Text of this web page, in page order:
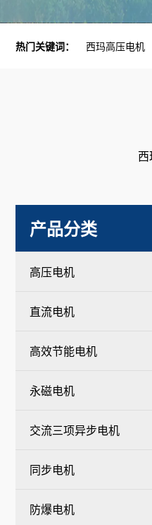
热门关键词： 西玛高压电机
产品分类
高压电机
直流电机
高效节能电机
永磁电机
交流三项异步电机
同步电机
防爆电机